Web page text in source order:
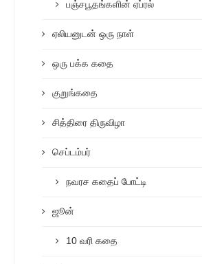
பஞ்சபூதங்களின் ஏப்ரல்
ஏலியனுடன் ஒரு நாள்
ஒரு பக்க கதை
குறுங்கதை
சித்திரை திருவிழா
செப்டம்பர்
நவரச கதைப் போட்டி
ஜூன்
10 வரி கதை